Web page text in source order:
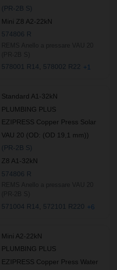
(PR-2B S)
Mini Z8 A2-22kN
574806 R
578001 R14 578002 R22 +1
Standard A1-32kN
PLUMBING PLUS
EZIPRESS Copper Press Solar
VAU 20 (OD: (OD 19,1 mm))
(PR-2B S)
Z8 A1-32kN
574806 R
571004 R14 572101 R220 +6
Mini A2-22kN
PLUMBING PLUS
EZIPRESS Copper Press Water